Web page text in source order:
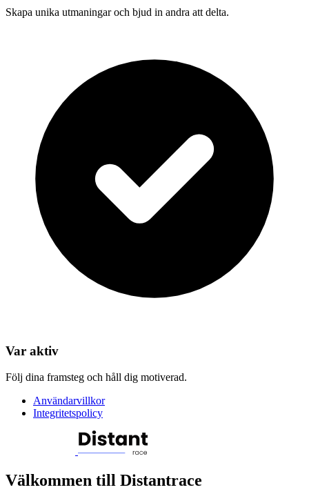
Skapa unika utmaningar och bjud in andra att delta.
Var aktiv
Följ dina framsteg och håll dig motiverad.
Användarvillkor
Integritetspolicy
Välkommen till Distantrace